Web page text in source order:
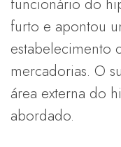
furto e apontou
estabelecimento
mercadorias. O
área externa do
abordado.